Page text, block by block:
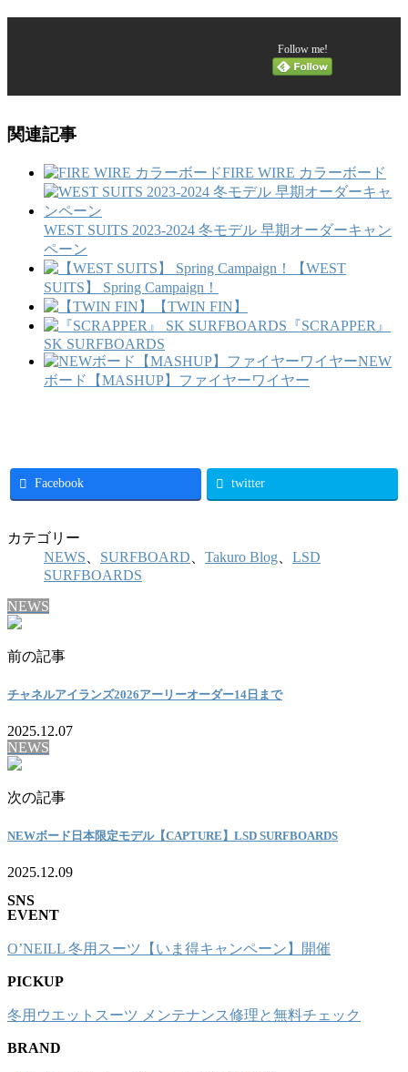
Follow me!
関連記事
FIRE WIRE カラーボード
WEST SUITS 2023-2024 冬モデル 早期オーダーキャン
ペーン
【WEST
SUITS】 Spring Campaign！
【TWIN FIN】
『SCRAPPER』
SK SURFBOARDS
NEW
ボード【MASHUP】ファイヤーワイヤー
Facebook twitter
カテゴリー
NEWS
SURFBOARD Takuro Blog
LSD
SURFBOARDS
NEWS
前の記事
チャネルアイランズ2026アーリーオーダー14日まで
2025.12.07
NEWS
次の記事
NEWボード日本限定モデル【CAPTURE】LSD SURFBOARDS
2025.12.09
SNS
EVENT
O’NEILL 冬用スーツ【いま得キャンペーン】開催
PICKUP
冬用ウエットスーツ メンテナンス修理と無料チェック
BRAND